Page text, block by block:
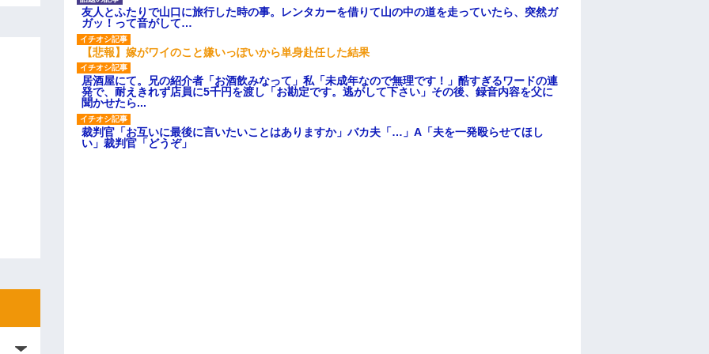
友人とふたりで山口に旅行した時の事。レンタカーを借りて山の中の道を走っていたら、突然ガ
ガッ！って音がして…
【悲報】嫁がワイのこと嫌いっぽいから単身赴任した結果
居酒屋にて。兄の紹介者「お酒飲みなって」私「未成年なので無理です！」酷すぎるワードの連
発で、耐えきれず店員に5千円を渡し「お勘定です。逃がして下さい」その後、録音内容を父に
聞かせたら...
裁判官「お互いに最後に言いたいことはありますか」バカ夫「…」A「夫を一発殴らせてほし
い」裁判官「どうぞ」